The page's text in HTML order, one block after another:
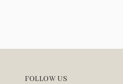
FOLLOW US